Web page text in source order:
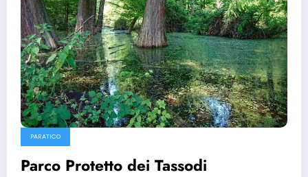
PARATICO
Parco Protetto dei Tassodi